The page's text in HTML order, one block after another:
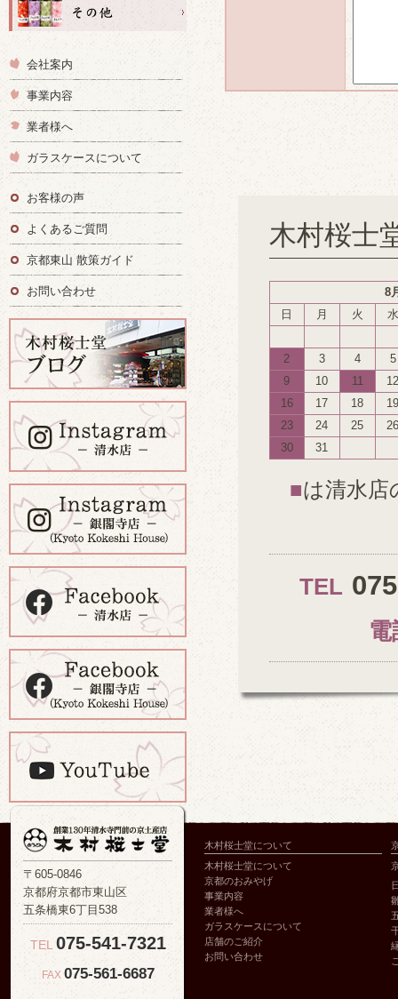
木村桜士
8
日
月 火 水
2 3 4
5
9
10 11
12
16
17 18
19
23
24 25
26
30
31
■は清水店
TEL
電
会社案内
事業内容
業者様へ
ガラスケースについて
お客様の声
よくあるご質問
京都東山 散策ガイド
お問い合わせ
〒605-0846
京都府京都市東山区
五条橋東6丁目538
TEL 075-541-7321
FAX 075-561-6687
木村桜士堂について
木村桜士堂について
京都のおみやげ
事業内容
業者様へ
ガラスケースについて
店舗のご紹介
お問い合わせ